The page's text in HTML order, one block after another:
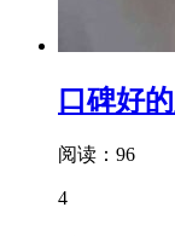
口碑好
阅读：96
4